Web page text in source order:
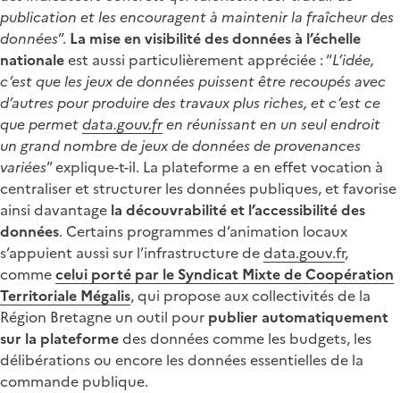
publication et les encouragent à maintenir la fraîcheur des
données”. La mise en visibilité des données à l’échelle
nationaleest aussi particulièrement appréciée : “L’idée,
c’est que les jeux de données puissent être recoupés avec
d’autres pour produire des travaux plus riches, et c’est ce
que permetdata.gouv.fren réunissant en un seul endroit
un grand nombre de jeux de données de provenances
variées” explique-t-il. La plateforme a en effet vocation à
centraliser et structurer les données publiques, et favorise
ainsi davantage la découvrabilité et l’accessibilité des
données. Certains programmes d’animation locaux
s’appuient aussi sur l’infrastructure dedata.gouv.fr,
commecelui porté par le Syndicat Mixte de Coopération
Territoriale Mégalis, qui propose aux collectivités de la
Région Bretagne un outil pour publier automatiquement
sur la plateformedes données comme les budgets, les
délibérations ou encore les données essentielles de la
commande publique.